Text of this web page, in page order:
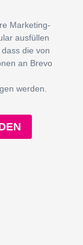
Marketing-
ausfüllen
die von
an Brevo
werden.